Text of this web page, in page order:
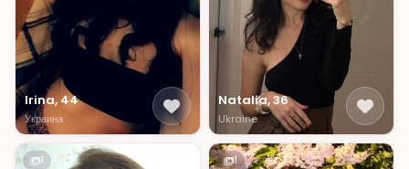
Irina, 44
Украина
Natalia, 36
Ukraine
1 1